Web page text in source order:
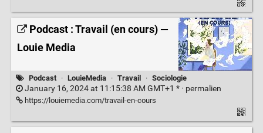
Podcast : Travail (en cours) —
Louie Media
Podcast · LouieMedia · Travail · Sociologie
January 16, 2024 at 11:15:38 AM GMT+1 * · permalien
https://louiemedia.com/travail-en-cours